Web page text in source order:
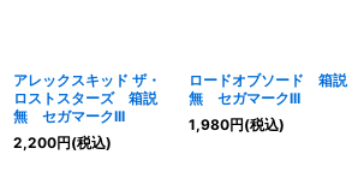
アレックスキッド ザ・
ロストスターズ 箱説
無 セガマークIII
2,200円(税込)
ロードオブソード 箱説
無 セガマークIII
1,980円(税込)